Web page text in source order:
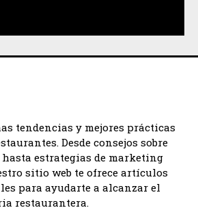
tendencias y mejores prácticas
Desde consejos sobre
estrategias de marketing
sitio web te ofrece artículos
para ayudarte a alcanzar el
restaurantera.